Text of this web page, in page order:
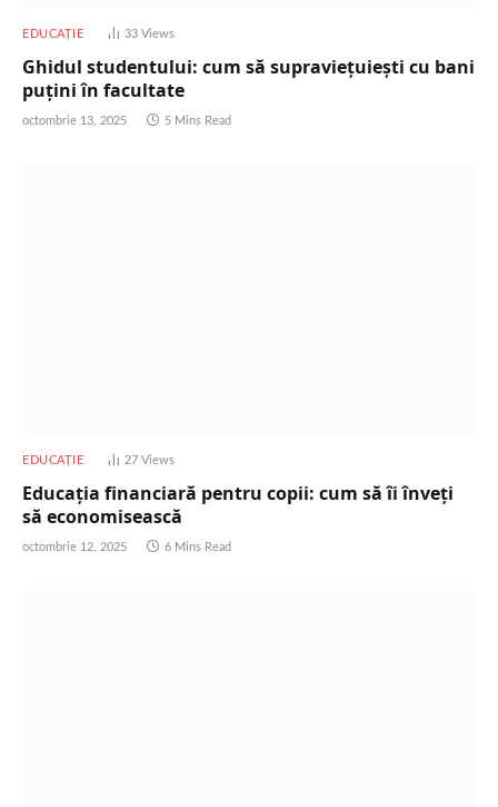
EDUCAȚIE 33Views
Ghidul studentului: cum să supraviețuiești cu bani
puțini în facultate
octombrie 13, 2025 5 Mins Read
EDUCAȚIE 27Views
Educația financiară pentru copii: cum să îi înveți
să economisească
octombrie 12, 2025 6 Mins Read